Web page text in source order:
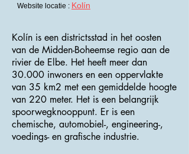
Website locatie : Kolín
Kolín is een districtsstad in het oosten
van de Midden-Boheemse regio aan de
rivier de Elbe. Het heeft meer dan
30.000 inwoners en een oppervlakte
van 35 km2 met een gemiddelde hoogte
van 220 meter. Het is een belangrijk
spoorwegknooppunt. Er is een
chemische, automobiel-, engineering-,
voedings- en grafische industrie.